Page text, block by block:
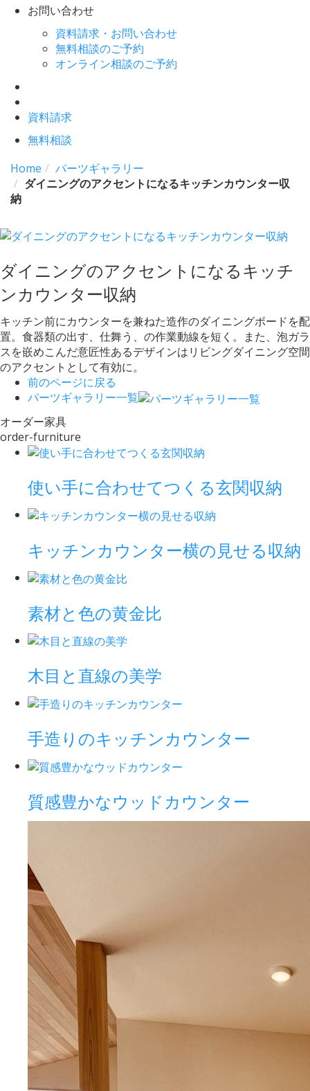
お問い合わせ
資料請求・お問い合わせ
無料相談のご予約
オンライン相談のご予約
資料請求
無料相談
Home
パーツギャラリー
ダイニングのアクセントになるキッチンカウンター収
納
ダイニングのアクセントになるキッチ
ンカウンター収納
キッチン前にカウンターを兼ねた造作のダイニングボードを配
置。食器類の出す、仕舞う、の作業動線を短く。また、泡ガラ
スを嵌めこんだ意匠性あるデザインはリビングダイニング空間
のアクセントとして有効に。
前のページに戻る
パーツギャラリー一覧
オーダー家具
order-furniture
使い手に合わせてつくる玄関収納
キッチンカウンター横の見せる収納
素材と色の黄金比
木目と直線の美学
手造りのキッチンカウンター
質感豊かなウッドカウンター